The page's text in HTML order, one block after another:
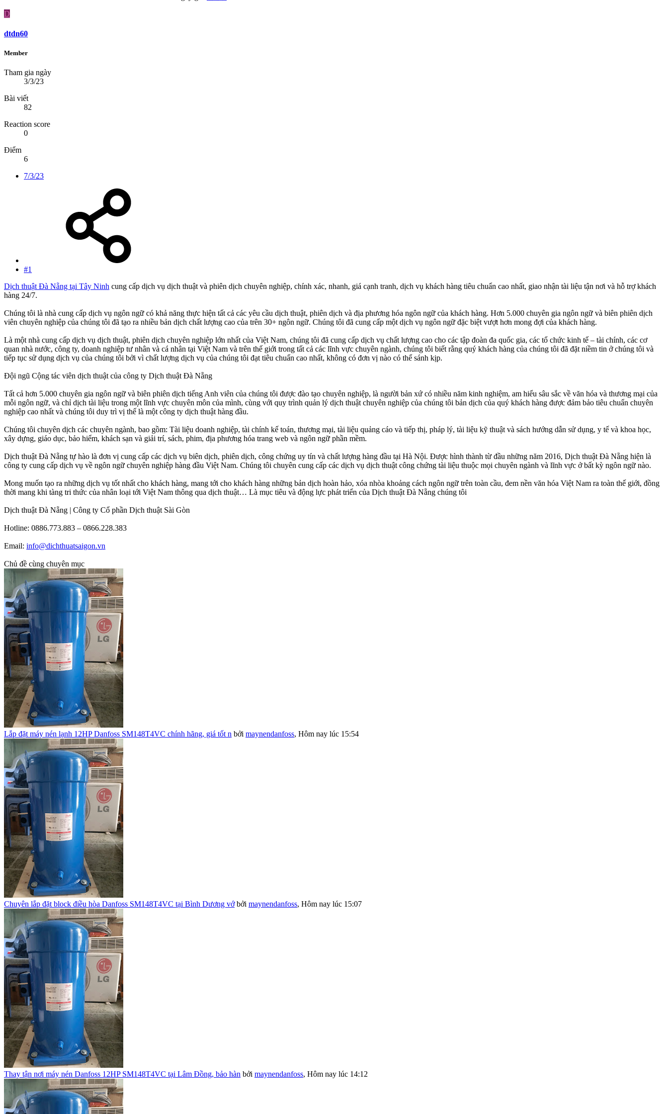
D
dtdn60
Member
Tham gia ngày
3/3/23
Bài viết
82
Reaction score
0
Điểm
6
7/3/23
#1
Dịch thuật Đà Nẵng tại Tây Ninh cung cấp dịch vụ dịch thuật và phiên dịch chuyên nghiệp, chính xác, nhanh, giá cạnh tranh, dịch vụ khách hàng tiêu chuẩn cao nhất, giao nhận tài liệu tận nơi và hỗ trợ khách
hàng 24/7.
Chúng tôi là nhà cung cấp dịch vụ ngôn ngữ có khả năng thực hiện tất cả các yêu cầu dịch thuật, phiên dịch và địa phương hóa ngôn ngữ của khách hàng. Hơn 5.000 chuyên gia ngôn ngữ và biên phiên dịch
viên chuyên nghiệp của chúng tôi đã tạo ra nhiều bản dịch chất lượng cao của trên 30+ ngôn ngữ. Chúng tôi đã cung cấp một dịch vụ ngôn ngữ đặc biệt vượt hơn mong đợi của khách hàng.
Là một nhà cung cấp dịch vụ dịch thuật, phiên dịch chuyên nghiệp lớn nhất của Việt Nam, chúng tôi đã cung cấp dịch vụ chất lượng cao cho các tập đoàn đa quốc gia, các tổ chức kinh tế – tài chính, các cơ
quan nhà nước, công ty, doanh nghiệp tư nhân và cá nhân tại Việt Nam và trên thế giới trong tất cả các lĩnh vực chuyên ngành, chúng tôi biết rằng quý khách hàng của chúng tôi đã đặt niềm tin ở chúng tôi và
tiếp tục sử dụng dịch vụ của chúng tôi bởi vì chất lượng dịch vụ của chúng tôi đạt tiêu chuẩn cao nhất, không có đơn vị nào có thể sánh kịp.
Đội ngũ Cộng tác viên dịch thuật của công ty Dịch thuật Đà Nẵng
Tất cả hơn 5.000 chuyên gia ngôn ngữ và biên phiên dịch tiếng Anh viên của chúng tôi được đào tạo chuyên nghiệp, là người bản xứ có nhiều năm kinh nghiệm, am hiểu sâu sắc về văn hóa và thương mại của
mỗi ngôn ngữ, và chỉ dịch tài liệu trong một lĩnh vực chuyên môn của mình, cùng với quy trình quản lý dịch thuật chuyên nghiệp của chúng tôi bản dịch của quý khách hàng được đảm bảo tiêu chuẩn chuyên
nghiệp cao nhất và chúng tôi duy trì vị thế là một công ty dịch thuật hàng đầu.
Chúng tôi chuyên dịch các chuyên ngành, bao gồm: Tài liệu doanh nghiệp, tài chính kế toán, thương mại, tài liệu quảng cáo và tiếp thị, pháp lý, tài liệu kỹ thuật và sách hướng dẫn sử dụng, y tế và khoa học,
xây dựng, giáo dục, bảo hiểm, khách sạn và giải trí, sách, phim, địa phương hóa trang web và ngôn ngữ phần mềm.
Dịch thuật Đà Nẵng tự hào là đơn vị cung cấp các dịch vụ biên dịch, phiên dịch, công chứng uy tín và chất lượng hàng đầu tại Hà Nội. Được hình thành từ đầu những năm 2016, Dịch thuật Đà Nẵng hiện là
công ty cung cấp dịch vụ về ngôn ngữ chuyên nghiệp hàng đầu Việt Nam. Chúng tôi chuyên cung cấp các dịch vụ dịch thuật công chứng tài liệu thuộc mọi chuyên ngành và lĩnh vực ở bất kỳ ngôn ngữ nào.
Mong muốn tạo ra những dịch vụ tốt nhất cho khách hàng, mang tới cho khách hàng những bản dịch hoàn hảo, xóa nhòa khoảng cách ngôn ngữ trên toàn cầu, đem nền văn hóa Việt Nam ra toàn thế giới, đồng
thời mang khi tàng tri thức của nhân loại tới Việt Nam thông qua dịch thuật… Là mục tiêu và động lực phát triển của Dịch thuật Đà Nẵng chúng tôi
Dịch thuật Đà Nẵng | Công ty Cổ phần Dịch thuật Sài Gòn
Hotline: 0886.773.883 – 0866.228.383
Email: info@dichthuatsaigon.vn
Chủ đề cùng chuyên mục
Lắp đặt máy nén lạnh 12HP Danfoss SM148T4VC chính hãng, giá tốt n bởi maynendanfoss, Hôm nay lúc 15:54
Chuyên lắp đặt block điều hòa Danfoss SM148T4VC tại Bình Dương vớ bởi maynendanfoss, Hôm nay lúc 15:07
Thay tận nơi máy nén Danfoss 12HP SM148T4VC tại Lâm Đồng, bảo hàn bởi maynendanfoss, Hôm nay lúc 14:12